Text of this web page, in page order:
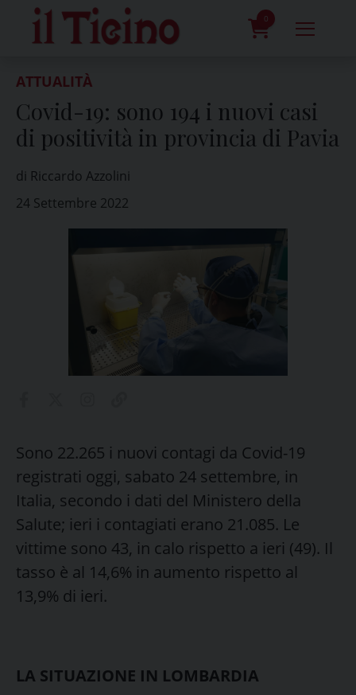
content
0
ATTUALITÀ
Covid-19: sono 194 i nuovi casi
di positività in provincia di Pavia
di Riccardo Azzolini
24 Settembre 2022
Sono 22.265 i nuovi contagi da Covid-19
registrati oggi, sabato 24 settembre, in
Italia, secondo i dati del Ministero della
Salute; ieri i contagiati erano 21.085. Le
vittime sono 43, in calo rispetto a ieri (49). Il
tasso è al 14,6% in aumento rispetto al
13,9% di ieri.
LA SITUAZIONE IN LOMBARDIA